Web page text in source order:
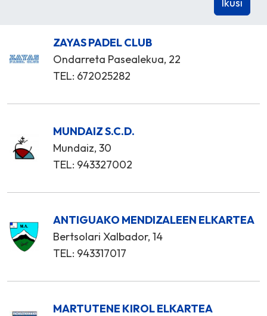
ZAYAS PADEL CLUB
Ondarreta Pasealekua, 22
TEL: 672025282
MUNDAIZ S.C.D.
Mundaiz, 30
TEL: 943327002
ANTIGUAKO MENDIZALEEN ELKARTEA
Bertsolari Xalbador, 14
TEL: 943317017
MARTUTENE KIROL ELKARTEA